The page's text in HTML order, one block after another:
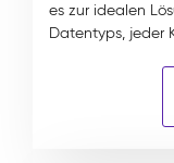
es zur idealen
Datentyps, jeder